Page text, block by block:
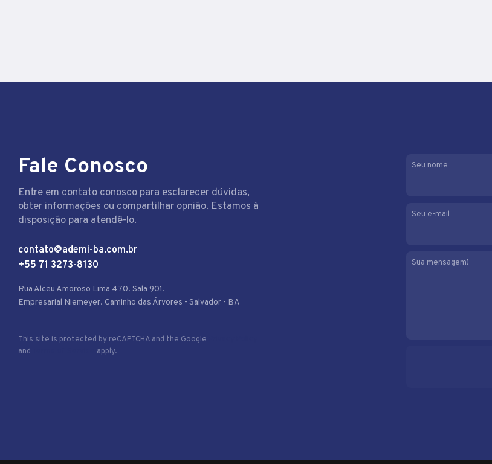
Fale Conosco
Entre em contato conosco para esclarecer dúvidas,
obter informações ou compartilhar opnião. Estamos à
disposição para atendê-lo.
contato@ademi-ba.com.br
+55 71 3273-8130
Rua Alceu Amoroso Lima 470. Sala 901.
Empresarial Niemeyer. Caminho das Árvores - Salvador - BA
This site is protected by reCAPTCHA and the Google
and
apply.
Seu nome
Seu e-mail
Sua mensagem)